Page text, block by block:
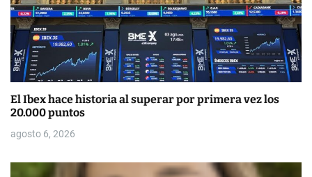
e
n
t
r
a
El Ibex hace historia al superar por primera vez los
20.000 puntos
agosto 6, 2026